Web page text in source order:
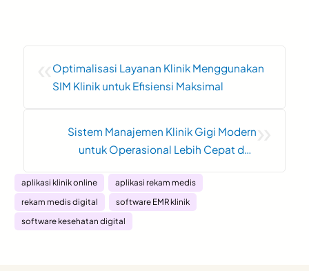
Optimalisasi Layanan Klinik Menggunakan
SIM Klinik untuk Efisiensi Maksimal
Sistem Manajemen Klinik Gigi Modern
untuk Operasional Lebih Cepat dan
aplikasi klinik online
aplikasi rekam medis
rekam medis digital
software EMR klinik
software kesehatan digital